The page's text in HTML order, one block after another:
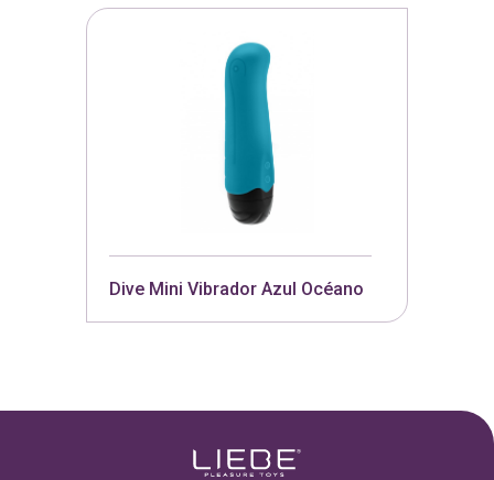
Dive Mini Vibrador Azul Océano